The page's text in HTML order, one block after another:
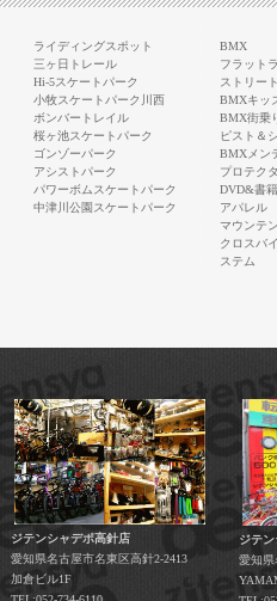
ライディングスポット
三ヶ日トレール
Hi-5スケートパーク
小牧スケートパーク川西
ボンバートレイル
桜ヶ池スケートパーク
ゴンゾーパーク
アシストパーク
パワーボムスケートパーク
中津川公園スケートパーク
BMX
フラット
ストリー
BMXキッ
BMX街乗
ピスト＆
BMXメン
プロテク
DVD&書籍
アパレル
マウンテ
クロスバ
ステム
ジテンシャデポ高針店
愛知県名古屋市名東区高針2-2413
加倉ビル1F
ジテ
愛知県